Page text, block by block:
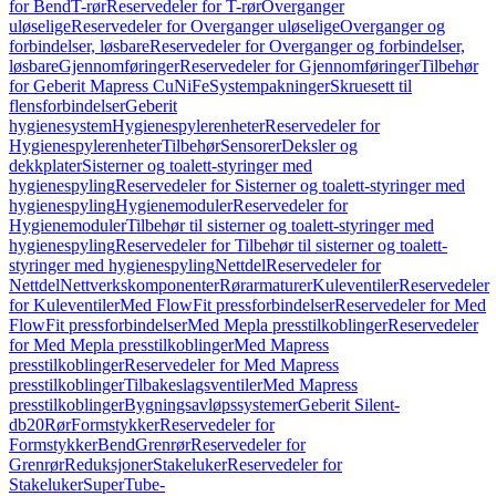
for BendT-rørReservedeler for T-rørOverganger
uløseligeReservedeler for Overganger uløseligeOverganger og
forbindelser, løsbareReservedeler for Overganger og forbindelser,
løsbareGjennomføringerReservedeler for GjennomføringerTilbehør
for Geberit Mapress CuNiFeSystempakningerSkruesett til
flensforbindelserGeberit
hygienesystemHygienespylerenheterReservedeler for
HygienespylerenheterTilbehørSensorerDeksler og
dekkplaterSisterner og toalett-styringer med
hygienespylingReservedeler for Sisterner og toalett-styringer med
hygienespylingHygienemodulerReservedeler for
HygienemodulerTilbehør til sisterner og toalett-styringer med
hygienespylingReservedeler for Tilbehør til sisterner og toalett-
styringer med hygienespylingNettdelReservedeler for
NettdelNettverkskomponenterRørarmaturerKuleventilerReservedeler
for KuleventilerMed FlowFit pressforbindelserReservedeler for Med
FlowFit pressforbindelserMed Mepla presstilkoblingerReservedeler
for Med Mepla presstilkoblingerMed Mapress
presstilkoblingerReservedeler for Med Mapress
presstilkoblingerTilbakeslagsventilerMed Mapress
presstilkoblingerBygningsavløpssystemerGeberit Silent-
db20RørFormstykkerReservedeler for
FormstykkerBendGrenrørReservedeler for
GrenrørReduksjonerStakelukerReservedeler for
StakelukerSuperTube-